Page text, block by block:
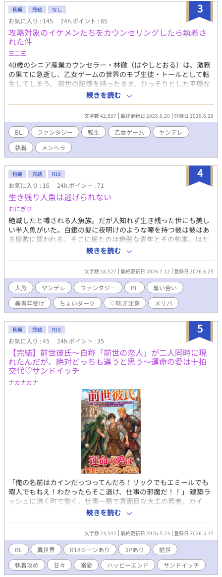
3
長編 完結 なし
お気に入り : 145 24h.ポイント : 85
攻略対象のイケメンたちをカウンセリングしたら執着さ
れた件
三二三
40歳のシニア産業カウンセラー・林徹（はやしとおる）は、激務
の果てに急逝し、乙女ゲームの世界のモブ生徒・トールとして転
生してしまう。 前世の記憶を持ったまま、ひっそりとした平穏な
モブ生活を望んでいたはずのトール――だが、職業病ともいえる
カウンセラー気質から、深刻な心の問題を抱えた攻略対象たちに
手を差し伸べてしまう。 その結果、イケメンたちは次々とトール
に執着し始め――。 愛が重すぎる攻略対象たちによる、「おじさ
んの奪い合い」が今はじまる！ 【カウンセリング対象】 天才魔術
師、孤高の騎士、ヤンデレ義弟、魔性の貴公子、冷徹な暗殺者、
転生した聖女 ※本作に登場する心理学用語やカウンセリング手法
は、あくまで異世界のイケメンたちを救うための「物語的演出」
です。現代の医学的・治療的な効果を保証するものではありませ
ん。 ※ムーンライトノベルズにも掲載しております。
続きを読む
文字数 42,597 最終更新日 2026.6.20 登録日 2026.6.20
BL ファンタジー 転生 乙女ゲーム
ヤンデレ
執着
メンヘラ
4
短編 完結 R18
お気に入り : 16 24h.ポイント : 71
生き残り人魚は逃げられない
おにぎり
絶滅したと噂される人魚族。だが人知れず生き残った世にも美し
い半人魚がいた。白銀の髪に夜明けのような瞳を持つ彼は彼はあ
る屋敷に買われる。そこに居たのは病弱な青年とその執事。はた
して人魚は幸せを掴むことはできるのか。 作者が人魚大好きって
だけで書いている作品です。 R18描写があるので注意。メリバな
続きを読む
文字数 18,527 最終更新日 2026.7.12 登録日 2026.6.25
人魚 ヤンデレ ファンタジー BL
奪い合い
美青年受け
ちょいダーク ♡喘ぎ注意 メリバ
5
長編 完結 R18
お気に入り : 45 24h.ポイント : 35
【完結】前世彼氏〜自称「前世の恋人」が二人同時に現
れたんだが、絶対どっちも違うと思う〜運命の愛は十拍
交代♡サンドイッチ
ナカナカナ
「俺の名前はカインだっつってんだろ！リックでもエミールでも
暇人でもねえ！わかったらそこ退け、仕事の邪魔だ！！」 建築ラ
ッシュに沸く町で働く、仕事一筋で真面目な大工の若者、カイ
ン。 ある日突然彼の前に現れたのは、美貌の魔法使いイアンと、
野性味溢れる冒険者ランバート。 「ああ、リック…！わかるか？
私は君と永遠の愛を誓い合った魔術師のイアンだ」 「違う。お前
はエミールだ。俺はお前の護衛騎士だったランバートだ」 二人は
口を揃えて自分が「前世の恋人」だと言い張り、カインの奪い合
いを始める。 「男の相手をする趣味はねぇ！」と一蹴するカイン
だったが、重すぎる愛と圧倒的ハイスペックな貢献に、職場も私
続きを読む
文字数 23,542 最終更新日 2026.5.23 登録日 2026.5.17
BL 異世界 R18シーンあり 3Pあり
前世
執着攻め
甘々 溺愛 ハッピーエンド サンドイッチ